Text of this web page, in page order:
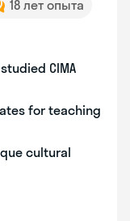
18 лет опыта
CIMA
for teaching
cultural